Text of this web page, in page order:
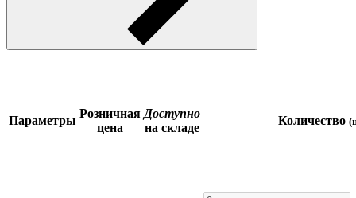
Параметры
Розничная
цена
Доступно
на складе
Количество